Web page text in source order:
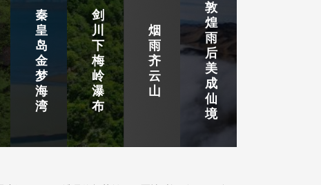
秦
皇
岛
金
梦
海
湾
剑
川
下
梅
岭
瀑
布
烟
雨
齐
云
山
敦
煌
雨
后
美
成
仙
境